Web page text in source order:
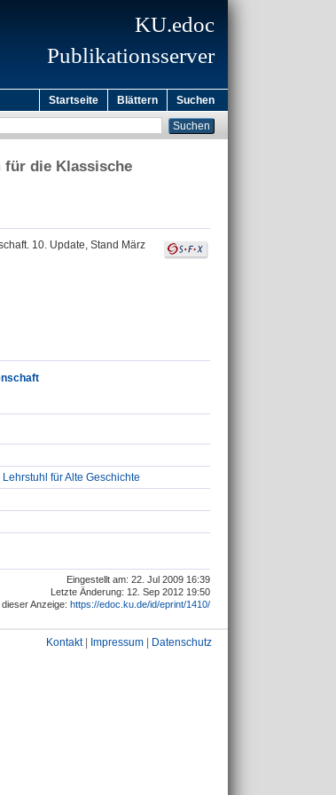
KU.edoc
Publikationsserver
Startseite Blättern Suchen
für die Klassische
10. Update, Stand März
für Alte Geschichte
Eingestellt am: 22. Jul 2009 16:39
Letzte Änderung: 12. Sep 2012 19:50
Anzeige: https://edoc.ku.de/id/eprint/1410/
Kontakt| Impressum Datenschutz